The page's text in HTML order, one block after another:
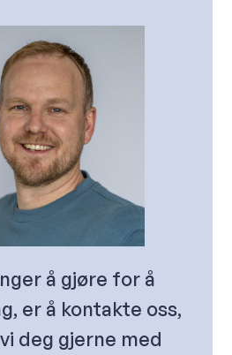
å gjøre for å
er å kontakte oss,
deg gjerne med